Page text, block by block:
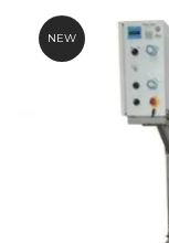
NEW